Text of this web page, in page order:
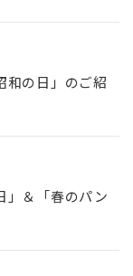
和の日」のご紹
」＆「春のパン